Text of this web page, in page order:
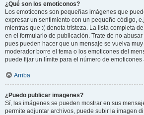
¿Qué son los emoticonos?
Los emoticonos son pequeñas imágenes que
expresar un sentimiento con un pequeño código,
mientras que :( denota tristeza. La lista completa
en el formulario de publicación. Trate de no
pues pueden hacer que un mensaje se vuelva
moderador borre el tema o los emoticones del
puede fijar un límite para el número de
Arriba
¿Puedo publicar imagenes?
Sí, las imágenes se pueden mostrar en sus
permite adjuntar archivos, puede subir la imagen